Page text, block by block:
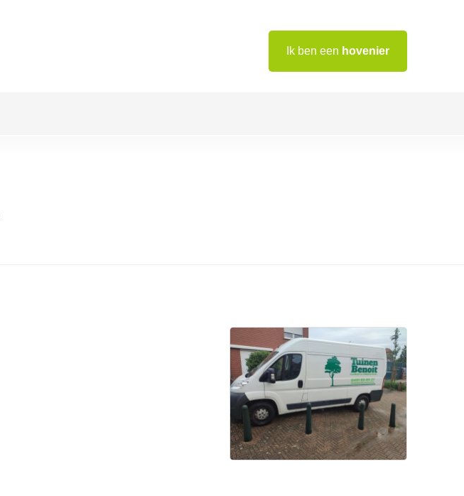
Ik ben een hovenier